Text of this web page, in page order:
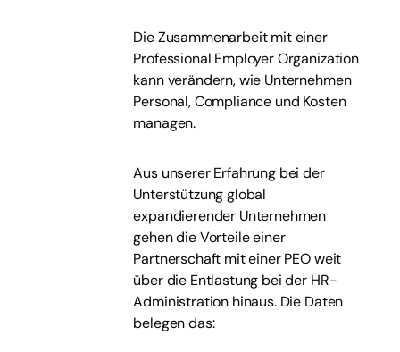
Die Zusammenarbeit mit einer
Professional Employer Organization
kann verändern, wie Unternehmen
Personal, Compliance und Kosten
managen.
Aus unserer Erfahrung bei der
Unterstützung global
expandierender Unternehmen
gehen die Vorteile einer
Partnerschaft mit einer PEO weit
über die Entlastung bei der HR-
Administration hinaus. Die Daten
belegen das: